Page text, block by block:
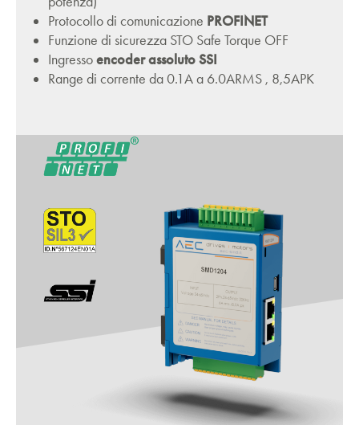
Protocollo di comunicazione PROFINET
Funzione di sicurezza STO Safe Torque OFF
Ingressoencoder assoluto SSI
Range di corrente da 0.1A a 6.0ARMS , 8,5APK